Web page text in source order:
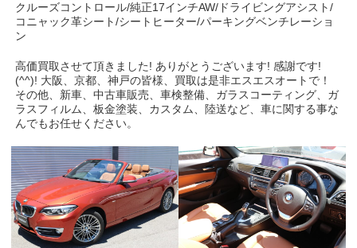
クルーズコントロール/純正17インチAW/ドライビングアシスト/
コニャック革シート/シートヒーター/パーキングベンチレーショ
ン
高価買取させて頂きました! ありがとうございます! 感謝です!
(^^)! 大阪、京都、神戸の皆様、買取は是非エスエスオートで！
その他、新車、中古車販売、車検整備、ガラスコーティング、ガ
ラスフィルム、板金塗装、カスタム、陸送など、車に関する事な
んでもお任せください。